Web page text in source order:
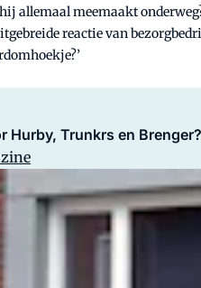
allemaal meemaakt
reactie van
Hurby, Trunkrs en Brenger?